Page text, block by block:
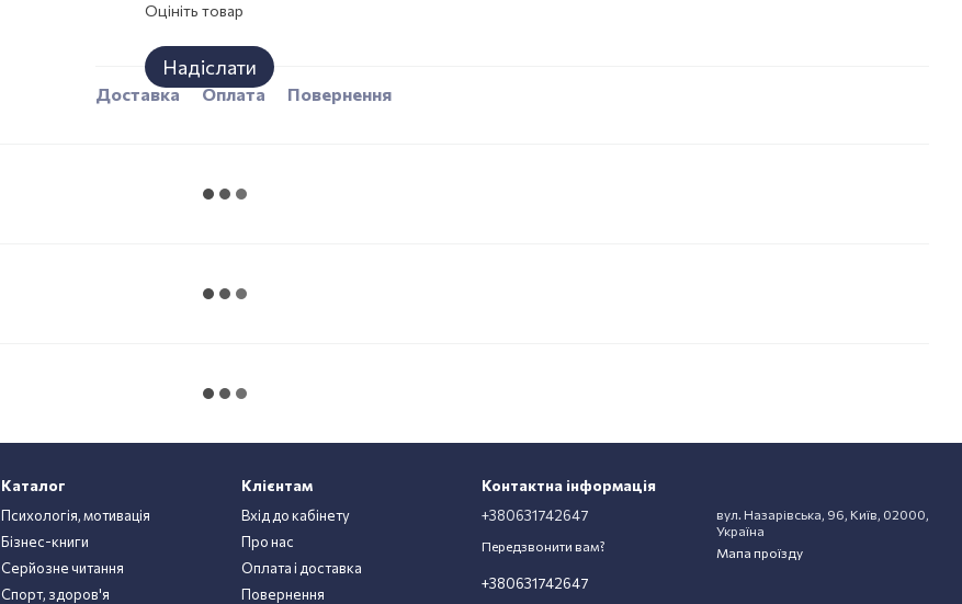
Оцініть товар
Надіслати
Доставка Оплата Повернення
Каталог
Психологія, мотивація
Бізнес-книги
Серйозне читання
Спорт, здоров'я
Клієнтам
Вхід до кабінету
Про нас
Оплата і доставка
Повернення
Контактна інформація
+380631742647
Передзвонити вам?
+380631742647
вул. Назарівська, 96, Київ, 02000,
Україна
Мапа проїзду